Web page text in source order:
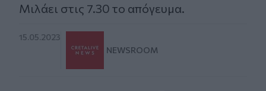
Μιλάει στις 7.30 το απόγευμα.
15.05.2023
NEWSROOM